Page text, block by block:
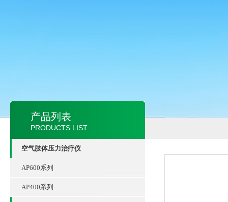
产品列表
PRODUCTS LIST
空气肢体压力治疗仪
AP600系列
AP400系列